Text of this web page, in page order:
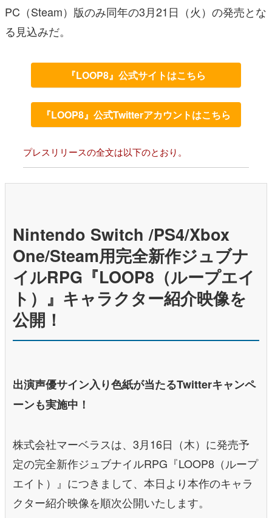
PC（Steam）版のみ同年の3月21日（火）の発売とな
る見込みだ。
『LOOP8』公式サイトはこちら
『LOOP8』公式Twitterアカウントはこちら
プレスリリースの全文は以下のとおり。
Nintendo Switch /PS4/Xbox
One/Steam用完全新作ジュブナ
イルRPG『LOOP8（ループエイ
ト）』キャラクター紹介映像を
公開！
出演声優サイン入り色紙が当たるTwitterキャンペ
ーンも実施中！
株式会社マーベラスは、3月16日（木）に発売予
定の完全新作ジュブナイルRPG『LOOP8（ループ
エイト）』につきまして、本日より本作のキャラ
クター紹介映像を順次公開いたします。